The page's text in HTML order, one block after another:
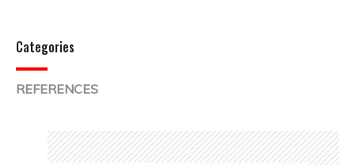
Categories
REFERENCES